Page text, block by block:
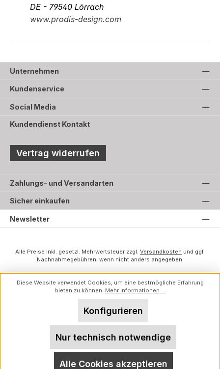
DE - 79540 Lörrach
www.prodis-design.com
Unternehmen
Kundenservice
Social Media
Kundendienst Kontakt
Vertrag widerrufen
Zahlungs- und Versandarten
Sicher einkaufen
Newsletter
Alle Preise inkl. gesetzl. Mehrwertsteuer zzgl. Versandkosten und ggf.
Nachnahmegebühren, wenn nicht anders angegeben.
Diese Website verwendet Cookies, um eine bestmögliche Erfahrung
bieten zu können. Mehr Informationen ...
Nur technisch notwendige
Konfigurieren
Alle Cookies akzeptieren